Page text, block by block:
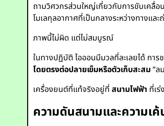
ถามวิศวกรส่วนใหญ่เกี่ยวกับการขับเคลื่อ
โมเลกุลอากาศที่เป็นกลางระหว่างทางแ
ภาพนี้ไม่ผิด แต่ไม่สมบูรณ์
ในทางปฏิบัติ ไอออนมีมวลที่ละเลยได้ ก
โดยตรงต่อปลายเข็มหรือตัวเก็บสะสม“ล
เครื่องยนต์ที่แท้จริงอยู่ที่สนามไฟฟ้า ที่เ
ความดันสนามและความเ